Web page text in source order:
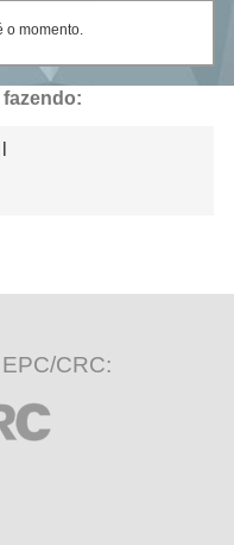
o momento.
CRC: